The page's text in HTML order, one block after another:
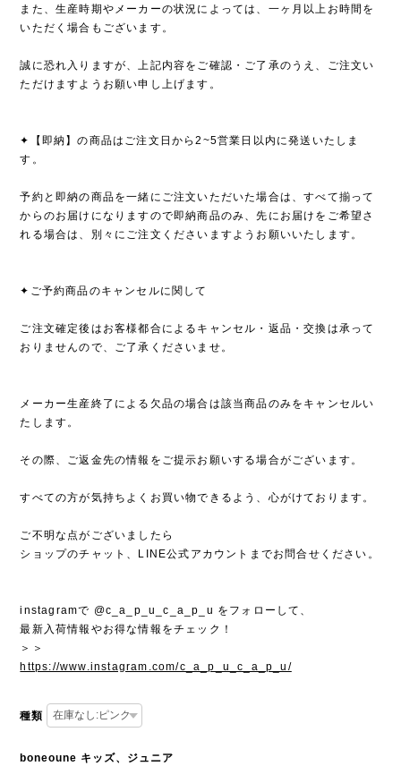
また、生産時期やメーカーの状況によっては、一ヶ月以上お時間を
いただく場合もございます。
誠に恐れ入りますが、上記内容をご確認・ご了承のうえ、ご注文い
ただけますようお願い申し上げます。
✦【即納】の商品はご注文日から2~5営業日以内に発送いたしま
す。
予約と即納の商品を一緒にご注文いただいた場合は、すべて揃って
からのお届けになりますので即納商品のみ、先にお届けをご希望さ
れる場合は、別々にご注文くださいますようお願いいたします。
✦ご予約商品のキャンセルに関して
ご注文確定後はお客様都合によるキャンセル・返品・交換は承って
おりませんので、ご了承くださいませ。
メーカー生産終了による欠品の場合は該当商品のみをキャンセルい
たします。
その際、ご返金先の情報をご提示お願いする場合がございます。
すべての方が気持ちよくお買い物できるよう、心がけております。
ご不明な点がございましたら
ショップのチャット、LINE公式アカウントまでお問合せください。
instagramで @c_a_p_u_c_a_p_u をフォローして、
最新入荷情報やお得な情報をチェック！
＞＞
https://www.instagram.com/c_a_p_u_c_a_p_u/
種類
boneoune キッズ、ジュニア